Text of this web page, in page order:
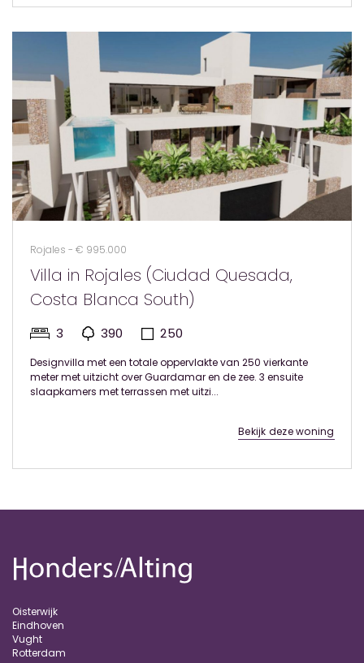
Rojales - € 995.000
Villa in Rojales (Ciudad Quesada,
Costa Blanca South)
3 390 250
Designvilla met een totale oppervlakte van 250 vierkante
meter met uitzicht over Guardamar en de zee. 3 ensuite
slaapkamers met terrassen met uitzi...
Bekijk deze woning
Oisterwijk
Eindhoven
Vught
Rotterdam